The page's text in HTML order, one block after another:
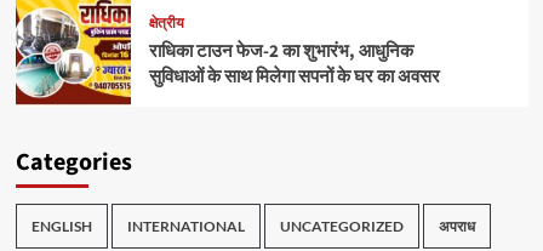
क्षेत्रीय
राधिका टाउन फेज-2 का शुभारंभ, आधुनिक
सुविधाओं के साथ मिलेगा सपनों के घर का अवसर
Categories
ENGLISH INTERNATIONAL UNCATEGORIZED अपराध